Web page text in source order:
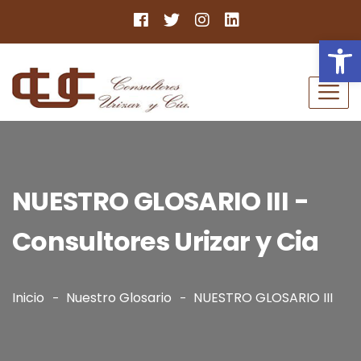
NUESTRO GLOSARIO III -
Consultores Urizar y Cia
Inicio Nuestro Glosario NUESTRO GLOSARIO III